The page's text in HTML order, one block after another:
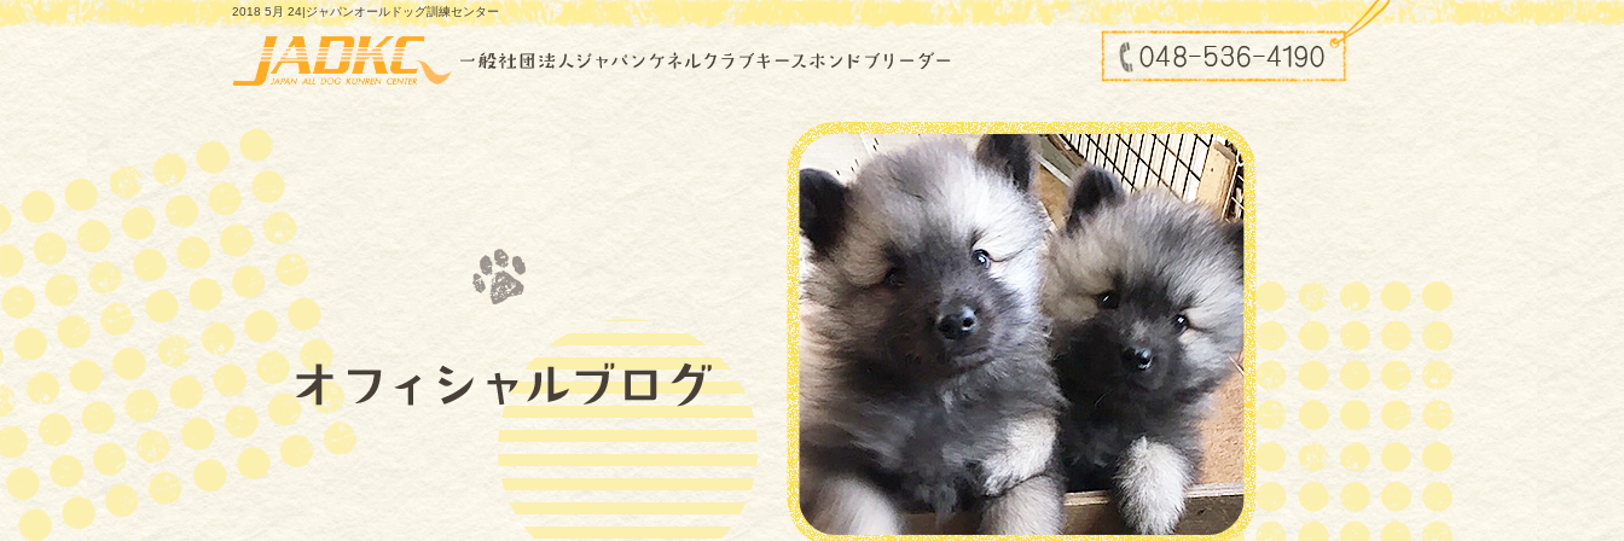
2018 5月 24|ジャパンオールドッグ訓練センター